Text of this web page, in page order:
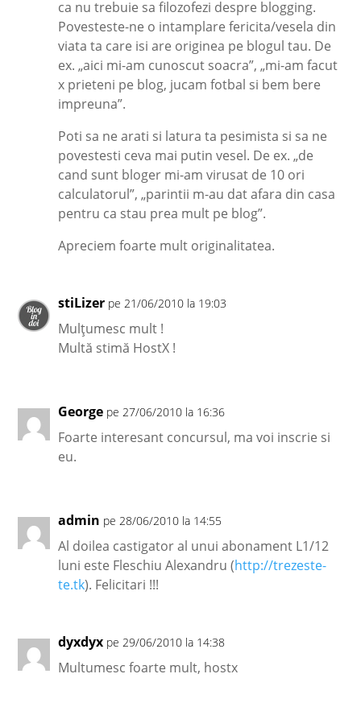
ca nu trebuie sa filozofezi despre blogging.
Povesteste-ne o intamplare fericita/vesela din
viata ta care isi are originea pe blogul tau. De
ex. „aici mi-am cunoscut soacra”, „mi-am facut
x prieteni pe blog, jucam fotbal si bem bere
impreuna”.
Poti sa ne arati si latura ta pesimista si sa ne
povestesti ceva mai putin vesel. De ex. „de
cand sunt bloger mi-am virusat de 10 ori
calculatorul”, „parintii m-au dat afara din casa
pentru ca stau prea mult pe blog”.
Apreciem foarte mult originalitatea.
stiLizer pe 21/06/2010 la 19:03
Mulţumesc mult !
Multă stimă HostX !
George pe 27/06/2010 la 16:36
Foarte interesant concursul, ma voi inscrie si
eu.
admin pe 28/06/2010 la 14:55
Al doilea castigator al unui abonament L1/12
luni este Fleschiu Alexandru (http://trezeste-
te.tk). Felicitari !!!
dyxdyx pe 29/06/2010 la 14:38
Multumesc foarte mult, hostx